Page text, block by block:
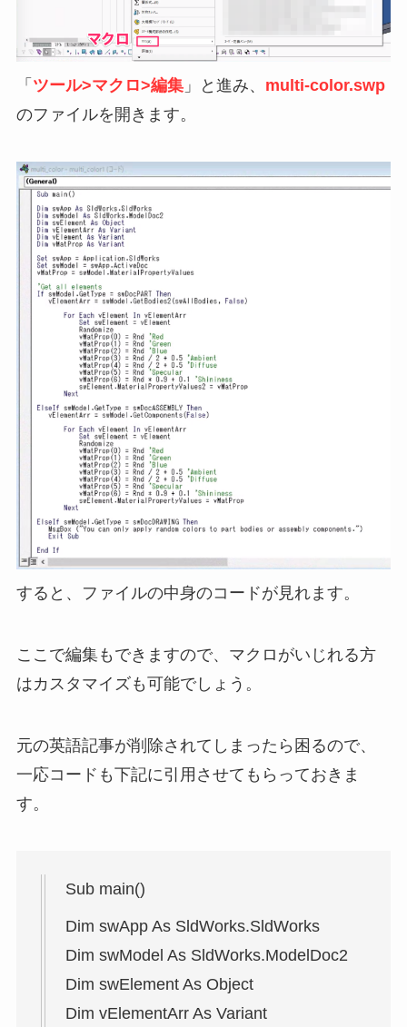
「 ツール>マクロ>編集」と進み、 multi-color.swp
のファイルを開きます。
すると、ファイルの中身のコードが見れます。
ここで編集もできますので、マクロがいじれる方
はカスタマイズも可能でしょう。
元の英語記事が削除されてしまったら困るので、
一応コードも下記に引用させてもらっておきま
す。
Sub main()
Dim swApp As SldWorks.SldWorks
Dim swModel As SldWorks.ModelDoc2
Dim swElement As Object
Dim vElementArr As Variant